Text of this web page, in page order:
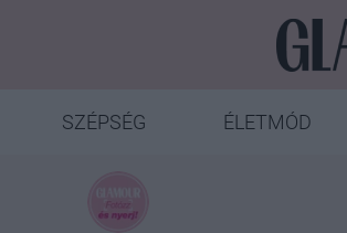
SZÉPSÉG ÉLETMÓD